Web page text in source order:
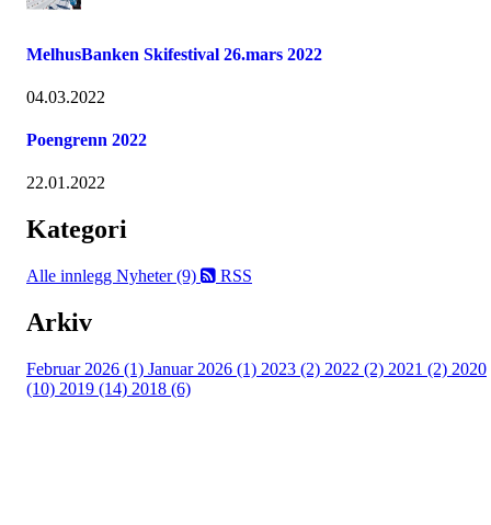
MelhusBanken Skifestival 26.mars 2022
04.03.2022
Poengrenn 2022
22.01.2022
Kategori
Alle innlegg Nyheter (9) RSS
Arkiv
Februar 2026 (1) Januar 2026 (1) 2023 (2) 2022 (2) 2021 (2) 2020
(10) 2019 (14) 2018 (6)